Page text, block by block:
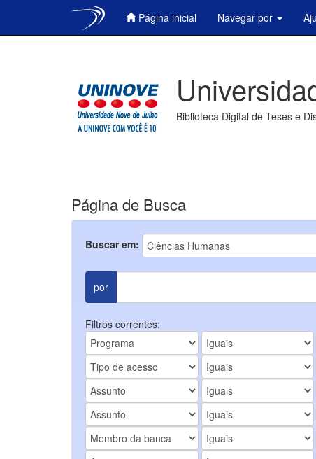
Página inicial Navegar por
Biblioteca Digital de Teses e
Página de Busca
Buscar em:
por
Filtros correntes: